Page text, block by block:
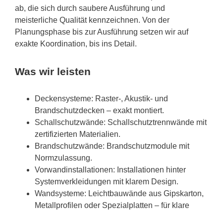
ab, die sich durch saubere Ausführung und
meisterliche Qualität kennzeichnen. Von der
Planungsphase bis zur Ausführung setzen wir auf
exakte Koordination, bis ins Detail.
Was wir leisten
Deckensysteme: Raster-, Akustik- und
Brandschutzdecken – exakt montiert.
Schallschutzwände: Schallschutztrennwände mit
zertifizierten Materialien.
Brandschutzwände: Brandschutzmodule mit
Normzulassung.
Vorwandinstallationen: Installationen hinter
Systemverkleidungen mit klarem Design.
Wandsysteme: Leichtbauwände aus Gipskarton,
Metallprofilen oder Spezialplatten – für klare